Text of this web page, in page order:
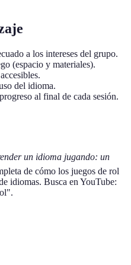
a los intereses del grupo.
(espacio y materiales).
del idioma.
al final de cada sesión.
un idioma jugando: un
de cómo los juegos de rol
idiomas. Busca en YouTube: